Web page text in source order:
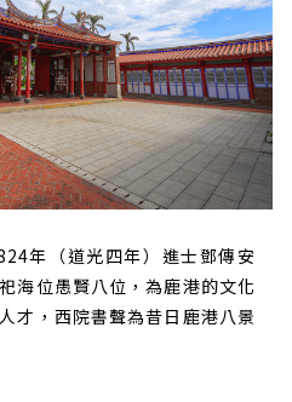
年（道光四年）進士鄧傳安
海位愚賢八位，為鹿港的文化
才，西院書聲為昔日鹿港八景